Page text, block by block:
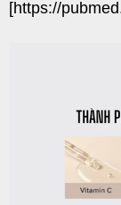
[https://